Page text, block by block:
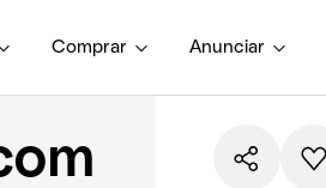
Comprar Anunciar